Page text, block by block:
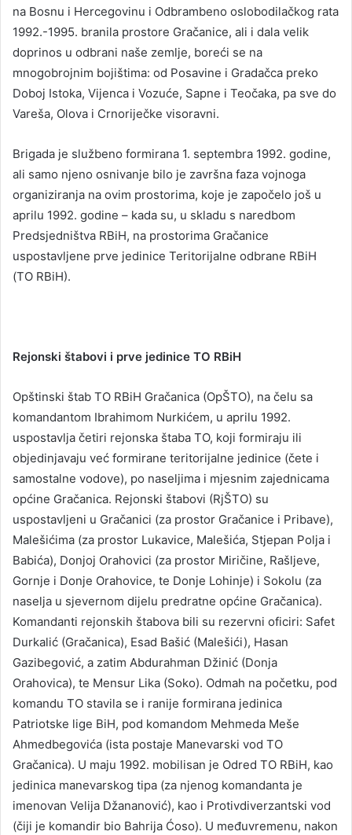
na Bosnu i Hercegovinu i Odbrambeno oslobodilačkog rata
1992.-1995. branila prostore Gračanice, ali i dala velik
doprinos u odbrani naše zemlje, boreći se na
mnogobrojnim bojištima: od Posavine i Gradačca preko
Doboj Istoka, Vijenca i Vozuće, Sapne i Teočaka, pa sve do
Vareša, Olova i Crnoriječke visoravni.
Brigada je službeno formirana 1. septembra 1992. godine,
ali samo njeno osnivanje bilo je završna faza vojnoga
organiziranja na ovim prostorima, koje je započelo još u
aprilu 1992. godine – kada su, u skladu s naredbom
Predsjedništva RBiH, na prostorima Gračanice
uspostavljene prve jedinice Teritorijalne odbrane RBiH
(TO RBiH).
Rejonski štabovi i prve jedinice TO RBiH
Opštinski štab TO RBiH Gračanica (OpŠTO), na čelu sa
komandantom Ibrahimom Nurkićem, u aprilu 1992.
uspostavlja četiri rejonska štaba TO, koji formiraju ili
objedinjavaju već formirane teritorijalne jedinice (čete i
samostalne vodove), po naseljima i mjesnim zajednicama
općine Gračanica. Rejonski štabovi (RjŠTO) su
uspostavljeni u Gračanici (za prostor Gračanice i Pribave),
Malešićima (za prostor Lukavice, Malešića, Stjepan Polja i
Babića), Donjoj Orahovici (za prostor Miričine, Rašljeve,
Gornje i Donje Orahovice, te Donje Lohinje) i Sokolu (za
naselja u sjevernom dijelu predratne općine Gračanica).
Komandanti rejonskih štabova bili su rezervni oficiri: Safet
Durkalić (Gračanica), Esad Bašić (Malešići), Hasan
Gazibegović, a zatim Abdurahman Džinić (Donja
Orahovica), te Mensur Lika (Soko). Odmah na početku, pod
komandu TO stavila se i ranije formirana jedinica
Patriotske lige BiH, pod komandom Mehmeda Meše
Ahmedbegovića (ista postaje Manevarski vod TO
Gračanica). U maju 1992. mobilisan je Odred TO RBiH, kao
jedinica manevarskog tipa (za njenog komandanta je
imenovan Velija Džananović), kao i Protivdiverzantski vod
(čiji je komandir bio Bahrija Ćoso). U međuvremenu, nakon